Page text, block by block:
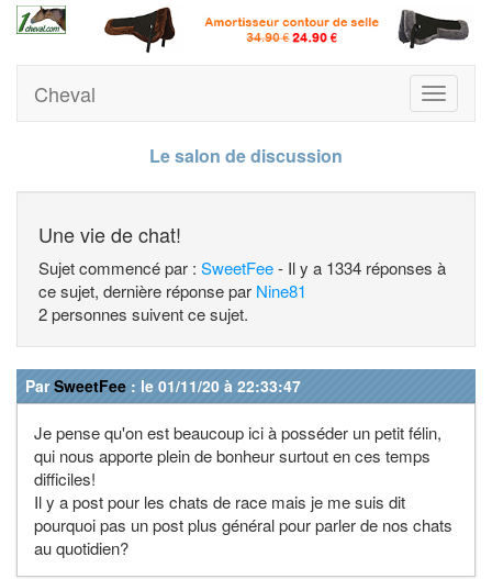
Toggle
Cheval
Le salon de discussion
Une vie de chat!
Sujet commencé par : SweetFee- Il y a 1334 réponses à
ce sujet, dernière réponse par Nine81
2 personnes suivent ce sujet.
ParSweetFee : le 01/11/20 à 22:33:47
Je pense qu'on est beaucoup ici à posséder un petit félin,
qui nous apporte plein de bonheur surtout en ces temps
difficiles!
Il y a post pour les chats de race mais je me suis dit
pourquoi pas un post plus général pour parler de nos chats
au quotidien?